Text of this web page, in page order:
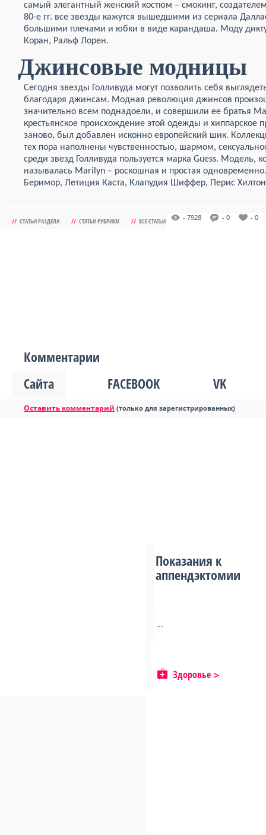
самый элегантный женский костюм – смокинг,
80-е гг. все звезды кажутся вышедшими из сериала
большими плечами и юбки в виде карандаша. Моду
Коран, Ральф Лорен.
Джинсовые модницы
Сегодня звезды Голливуда могут позволить себя
благодаря джинсам. Модная революция джинсов
значительно всем поднадоели, и совершили ее братья
крестьянское происхождение этой одежды и
заново, был добавлен исконно европейский шик.
тех пора наполнены чувственностью, шармом,
среди звезд Голливуда пользуется марка Guess. Модель,
называлась Marilyn – роскошная и простая
Беримор, Летиция Каста, Клапудия Шиффер, Перис
// СТАТЬИ РАЗДЕЛА // СТАТЬИ РУБРИКИ // ВСЕ СТАТЬИ - 7928 - 0 - 0
Комментарии
Сайта
FACEBOOK VK
Оставить комментарий (только для зарегистрированных)
Показания к
аппендэктомии
...
Здоровье